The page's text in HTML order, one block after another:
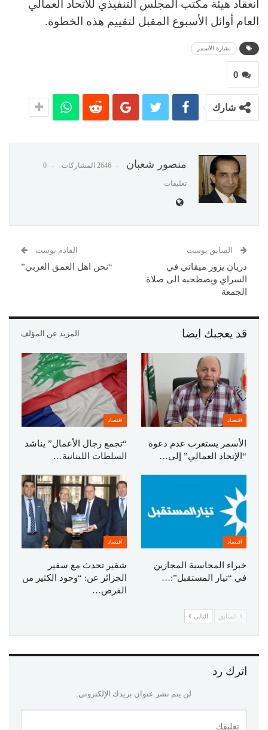
انعقاد هيئة مكتب المجلس التنفيذي للاتحاد العمالي
العام أوائل الأسبوع المقبل لتقييم هذه الخطوة.
بشارة الأسمر
0
شارك
منصور شعبان 2646 المشاركات 0
تعليقات
السابق بوست
دريان يزور ميقاتي في
السراي ويصطحبه الى صلاة
الجمعة
القادم بوست
“نحن اهل العمق العربي”
قد يعجبك ايضا المزيد عن المؤلف
اقتصاد
الأسمر يستغرب عدم دعوة
“الإتحاد العمالي” إلى…
اقتصاد
“تجمع رجال الأعمال” يناشد
السلطات اللبنانية…
اقتصاد
خبراء المحاسبة المجازين
في “تيار المستقبل”:…
اقتصاد
شقير تحدث مع سفير
الجزائر عن: “وجود الكثير من
الفرص…
السابق التالي
اترك رد
لن يتم نشر عنوان بريدك الإلكتروني.